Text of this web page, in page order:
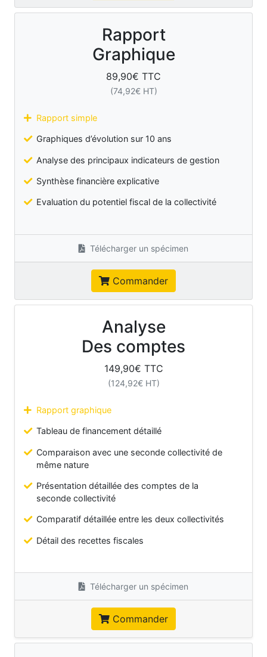
Rapport
Graphique
89,90€ TTC
(74,92€ HT)
Rapport simple
Graphiques d’évolution sur 10 ans
Analyse des principaux indicateurs de gestion
Synthèse financière explicative
Evaluation du potentiel fiscal de la collectivité
Télécharger un spécimen
Commander
Analyse
Des comptes
149,90€ TTC
(124,92€ HT)
Rapport graphique
Tableau de financement détaillé
Comparaison avec une seconde collectivité de
même nature
Présentation détaillée des comptes de la
seconde collectivité
Comparatif détaillée entre les deux collectivités
Détail des recettes fiscales
Télécharger un spécimen
Commander